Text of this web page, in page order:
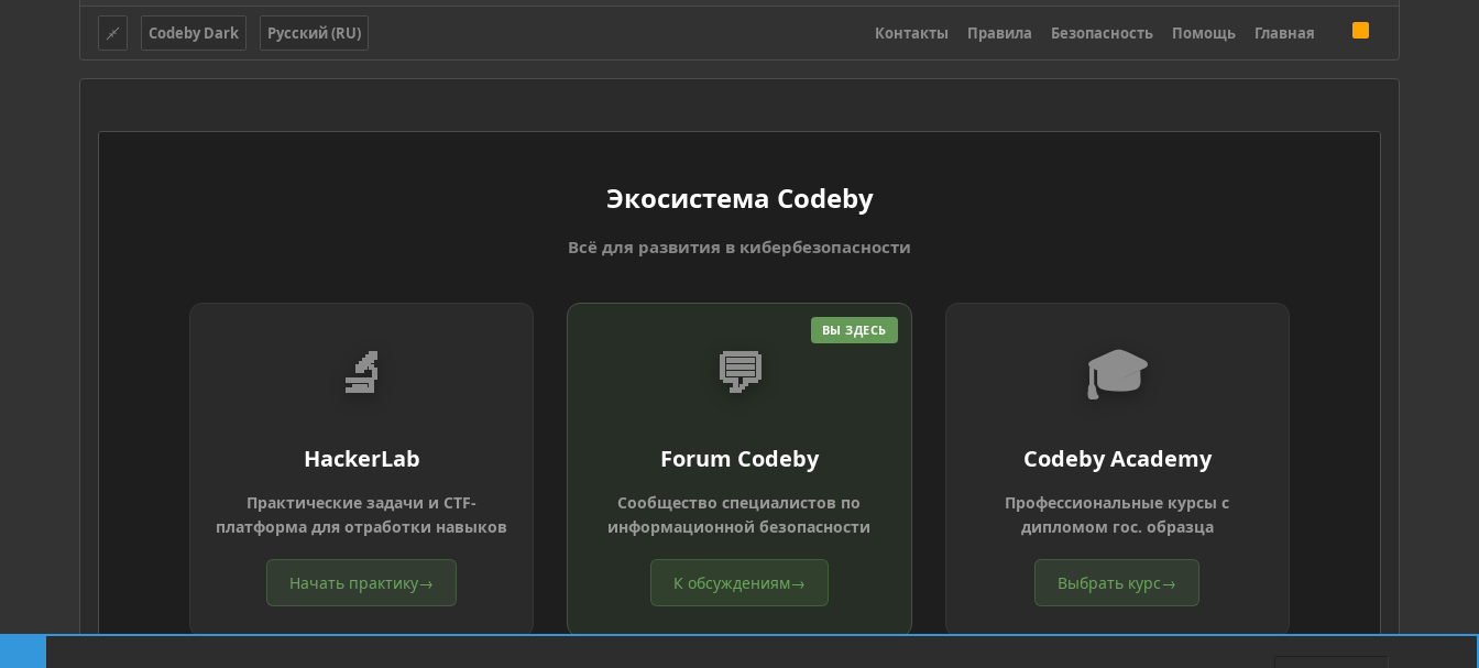
Codeby Dark Русский (RU) Контакты Правила Безопасность Помощь Главная
S
Экосистема Codeby
Всё для развития в кибербезопасности
🔬
HackerLab
Практические задачи и CTF-
платформа для отработки навыков
Начать практику→
ВЫ ЗДЕСЬ
💬
Forum Codeby
Сообщество специалистов по
информационной безопасности
К обсуждениям→
🎓
Codeby Academy
Профессиональные курсы с
дипломом гос. образца
Выбрать курс→